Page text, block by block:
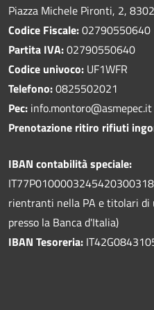
Piazza Michele Pironti, 2,
Codice Fiscale:02790550640
Partita IVA:02790550640
Codice univoco: UF1WFR
Telefono:0825502021
Pec: info.montoro@asmepec.it
Prenotazione ritiro rifiuti
IBAN contabilità speciale:
rientranti nella PA e titolari di
presso la Banca d'Italia)
IBAN Tesoreria: